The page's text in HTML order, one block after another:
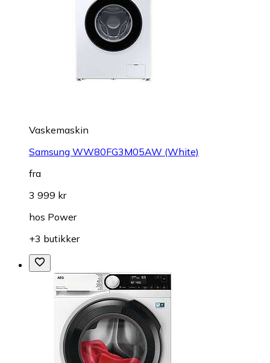
Vaskemaskin
Samsung WW80FG3M05AW (White)
fra
3 999 kr
hos Power
+3 butikker